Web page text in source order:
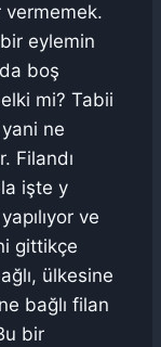
eylemin
boş
mi? Tabii
ne
Filandı
işte y
ve
gittikçe
ülkesine
bağlı filan
bir